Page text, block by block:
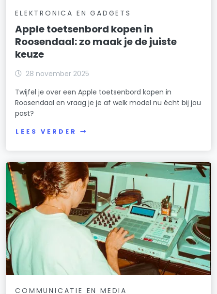
ELEKTRONICA EN GADGETS
Apple toetsenbord kopen in
Roosendaal: zo maak je de juiste
keuze
28 november 2025
Twijfel je over een Apple toetsenbord kopen in
Roosendaal en vraag je je af welk model nu écht bij jou
past?
LEES VERDER
COMMUNICATIE EN MEDIA